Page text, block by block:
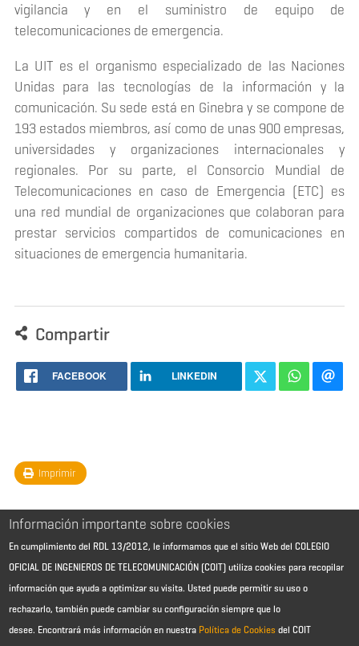
vigilancia y en el suministro de equipo de
telecomunicaciones de emergencia.
La UIT es el organismo especializado de las Naciones
Unidas para las tecnologías de la información y la
comunicación. Su sede está en Ginebra y se compone de
193 estados miembros, así como de unas 900 empresas,
universidades y organizaciones internacionales y
regionales. Por su parte, el Consorcio Mundial de
Telecomunicaciones en caso de Emergencia (ETC) es
una red mundial de organizaciones que colaboran para
prestar servicios compartidos de comunicaciones en
situaciones de emergencia humanitaria.
Compartir
FACEBOOK LINKEDIN
Imprimir
Aviso Legal - Información general
Información importante sobre cookies
En cumplimiento del RDL 13/2012, le informamos que el sitio Web del COLEGIO
OFICIAL DE INGENIEROS DE TELECOMUNICACIÓN (COIT) utiliza cookies para recopilar
información que ayuda a optimizar su visita. Usted puede permitir su uso o
rechazarlo, también puede cambiar su configuración siempre que lo
desee. Encontrará más información en nuestra Política de Cookies del COIT